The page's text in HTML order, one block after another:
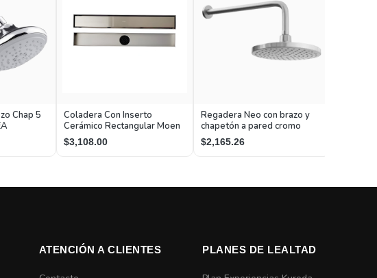
Chap 5
Coladera Con Inserto
Cerámico Rectangular Moen
$3,108.00
Regadera Neo con brazo y
chapetón a pared cromo
$2,165.26
ATENCIÓN A CLIENTES PLANES DE LEALTAD